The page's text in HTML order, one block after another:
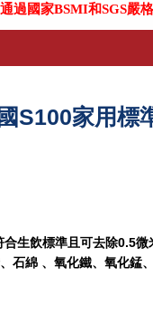
和SGS嚴格認證！－點
S100家用標
合生飲標準且可去除0.5
石綿 、氧化鐵、氧化錳